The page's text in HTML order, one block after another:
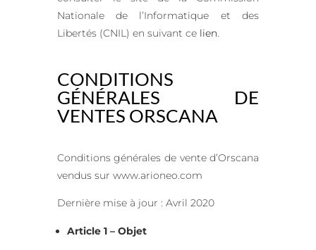
Nationale de l’Informatique et des
Libertés (CNIL) en suivant ce lien.
CONDITIONS
GÉNÉRALES DE
VENTES ORSCANA
Conditions générales de vente d’Orscana
vendus sur www.arioneo.com
Dernière mise à jour : Avril 2020
Article 1 – Objet